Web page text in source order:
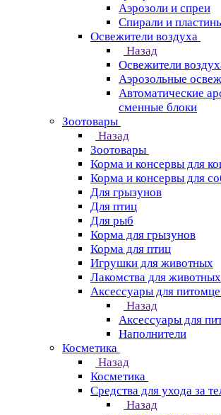
Аэрозоли и спреи
Спирали и
Освежители воздуха
Назад
Освежители
Аэрозольные
Автоматические
сменные блоки
Зоотовары
Назад
Зоотовары
Корма и консервы для
Корма и консервы для
Для грызунов
Для птиц
Для рыб
Корма для грызунов
Корма для птиц
Игрушки для животных
Лакомства для животных
Аксессуары для
Назад
Аксессуары для
Наполнители
Косметика
Назад
Косметика
Средства для ухода за
Назад